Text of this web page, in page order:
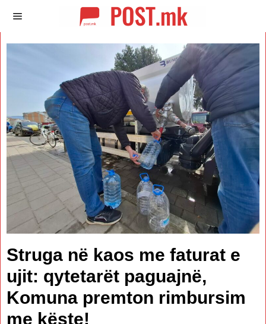
Struga në kaos me faturat e
ujit: qytetarët paguajnë,
Komuna premton rimbursim
me këste!